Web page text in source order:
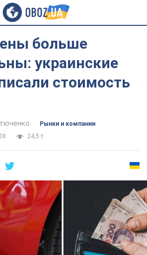
больше
украинские
стоимость
Рынки и компании
24,5 т.